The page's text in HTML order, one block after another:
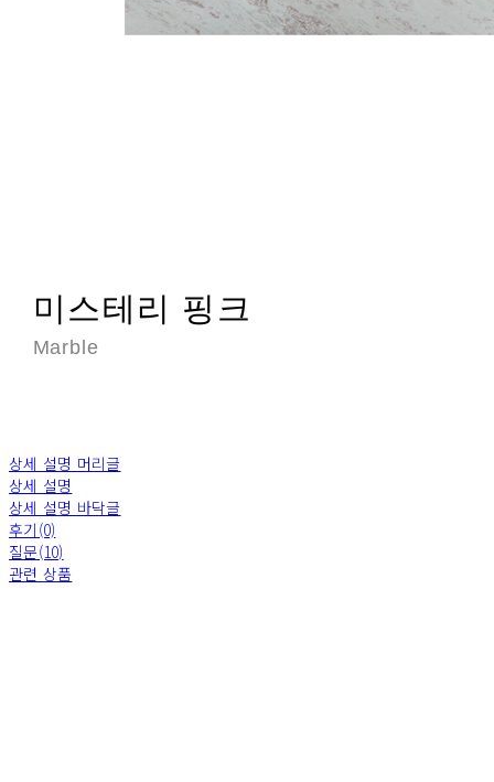
미스테리 핑크
Marble
상세 설명 머리글
상세 설명
상세 설명 바닥글
후기(0)
질문(10)
관련 상품